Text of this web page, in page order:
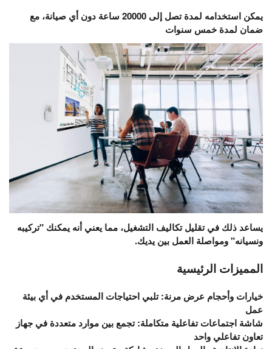
يمكن استخدامه لمدة تصل إلى 20000 ساعة دون أي صيانة، مع
ضمان لمدة خمس سنوات
يساعد ذلك في تقليل تكاليف التشغيل، مما يعني أنه يمكنك "تركيبه
ونسيانه" ومواصلة العمل بين يديك.
المميزات الرئيسية
خيارات وأحجام عرض مرنة: تلبي احتياجات المستخدم في أي بيئة
عمل
شاشة اجتماعات تفاعلية متكاملة: تجمع بين موارد متعددة في جهاز
تعاون تفاعلي واحد